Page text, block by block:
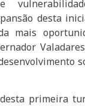
desta
mais
primeira